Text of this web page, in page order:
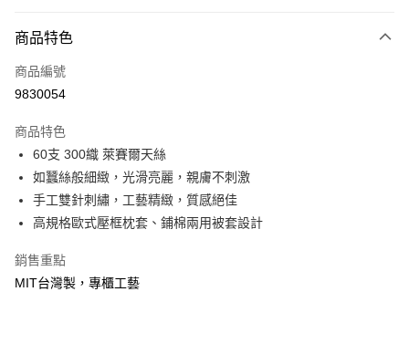
信用卡一次付款
信用卡分期付款
合作金庫商業銀行
華南商業銀行
上海商業儲蓄銀行
台北富邦商業銀行
國泰世華商業銀行
兆豐國際商業銀行
臺灣中小企業銀行
台中商業銀行
聯邦商業銀行
元大商業銀行
LINE Pay
Apple Pay
悠遊付
全盈+PAY
商品特色
商品編號
9830054
商品特色
60支 300織 萊賽爾天絲
如蠶絲般細緻，光滑亮麗，親膚不刺激
手工雙針刺繡，工藝精緻，質感絕佳
高規格歐式壓框枕套、鋪棉兩用被套設計
銷售重點
MIT台灣製，專櫃工藝